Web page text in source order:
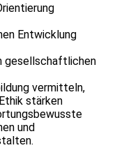
Entwicklung
gesellschaftlichen
vermitteln,
stärken
und